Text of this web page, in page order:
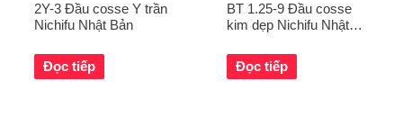
2Y-3 Đầu cosse Y trần
Nichifu Nhật Bản
Đọc tiếp
BT 1.25-9 Đầu cosse
kim dẹp Nichifu Nhật
Đọc tiếp